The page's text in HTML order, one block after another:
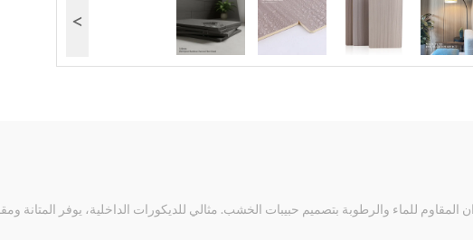
>
المقاوم للماء والرطوبة بتصميم حبيبات الخشب. مثالي للديكورات الداخلية، يوفر